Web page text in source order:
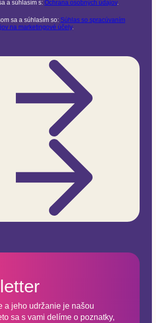
a súhlasím s: Ochrana osobných údajov.
sa a súhlasím so: Súhlas so spracúvaním
na marketingové účely.
a jeho udržanie je našou
sa s vami delíme o poznatky,